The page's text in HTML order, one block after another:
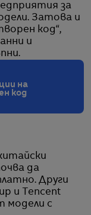
за
Затова и
код“,
и
на
код
да
Други
и Tencent
модели с